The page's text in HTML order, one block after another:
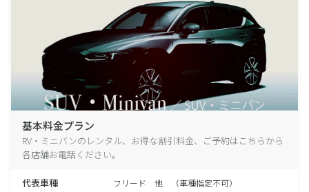
基本料金プラン
RV・ミニバンのレンタル、お得な割引料金、ご予約はこちらから
各店舗お電話ください。
代表車種 フリード 他 （車種指定不可）